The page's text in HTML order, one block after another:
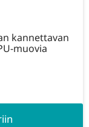
kannettavan
muovia